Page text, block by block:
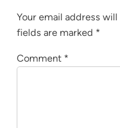
Your email address
fields are marked *
Comment *